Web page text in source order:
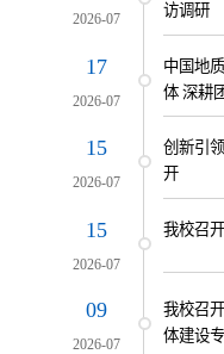
2026-07
访调研
17
2026-07
中国地
体 深耕
15
2026-07
创新引
开
15
2026-07
我校召
09
2026-07
我校召
体建设